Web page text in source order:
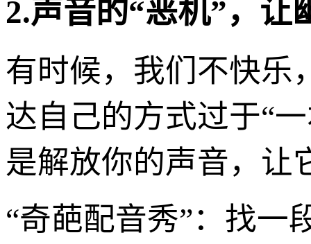
2.声音的“恶机”，让
有时候，我们不快乐
达自己的方式过于“
是解放你的声音，让
“奇葩配音秀”：找一